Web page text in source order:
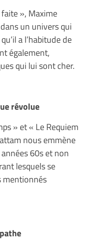
», Maxime
un univers qui
a l’habitude de
également,
qui lui sont cher.
révolue
» et « Le Requiem
nous emmène
60s et non
lesquels se
mentionnés